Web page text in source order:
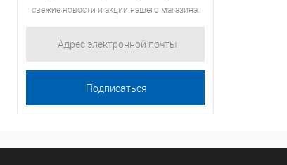
свежие новости и акции нашего магазина.